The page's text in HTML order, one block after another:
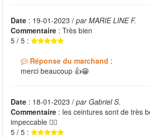
Date : 19-01-2023 / par MARIE LINE F.
Commentaire : Très bien
5 / 5 :
Réponse du marchand :
merci beaucoup 👍😁
Date : 18-01-2023 / par Gabriel S.
Commentaire : les ceintures sont de très
impeccable 👌🏼
5 / 5 :